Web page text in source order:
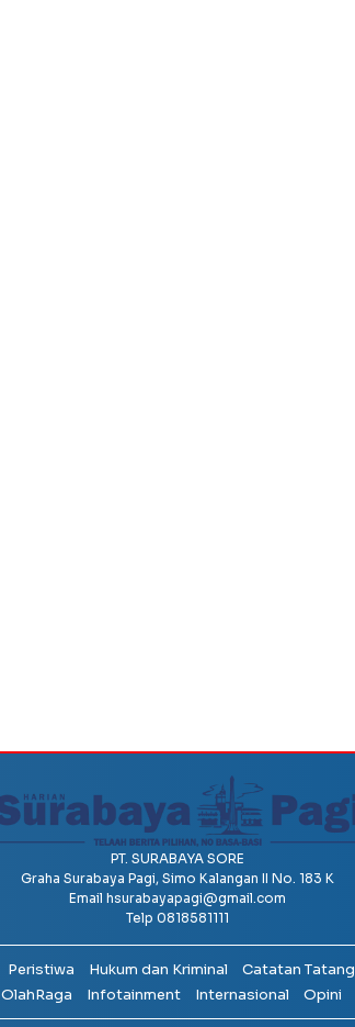
PT. SURABAYA SORE
Graha Surabaya Pagi, Simo Kalangan II No. 183 K
Email hsurabayapagi@gmail.com
Telp 0818581111
Peristiwa Hukum dan Kriminal Catatan Tatang
OlahRaga Infotainment Internasional Opini